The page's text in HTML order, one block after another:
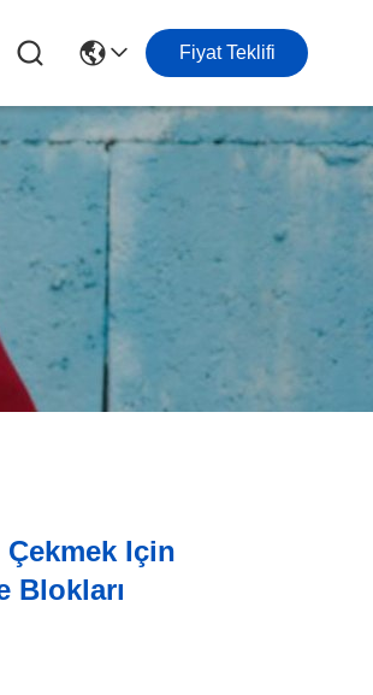
Fiyat Teklifi
Için
Blokları